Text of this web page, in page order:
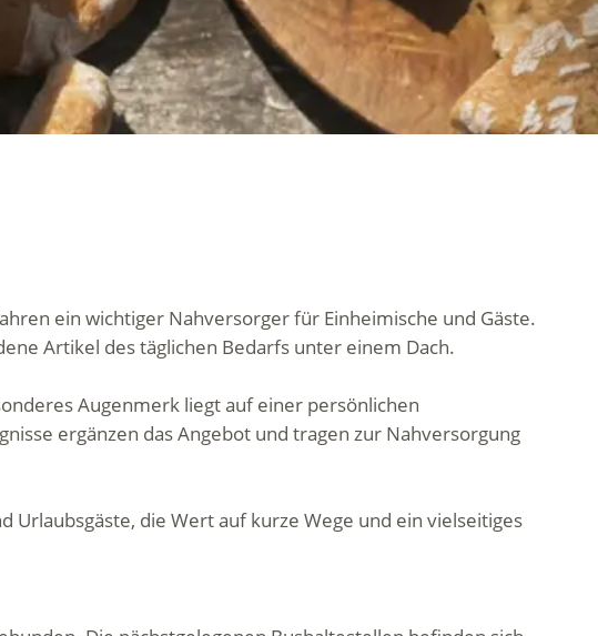
ein wichtiger Nahversorger für Einheimische und Gäste.
Artikel des täglichen Bedarfs unter einem Dach.
Augenmerk liegt auf einer persönlichen
ergänzen das Angebot und tragen zur Nahversorgung
Urlaubsgäste, die Wert auf kurze Wege und ein vielseitiges